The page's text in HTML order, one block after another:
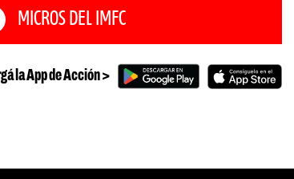
MICROS DEL IMFC
la App de Acción >